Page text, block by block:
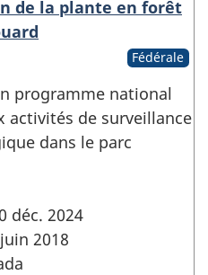
de la plante en forêt
Fédérale
programme national
activités de surveillance
dans le parc
déc. 2024
2018